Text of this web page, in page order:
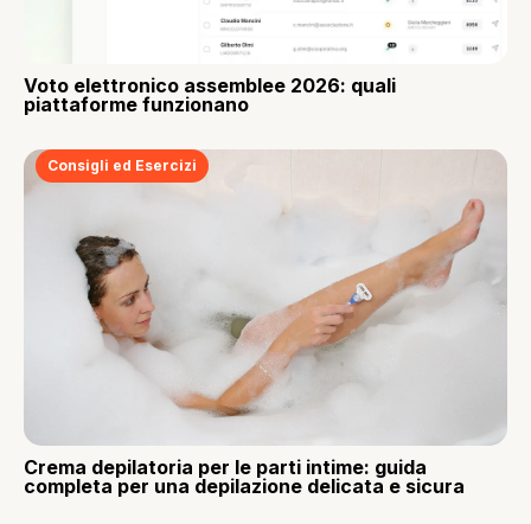
Voto elettronico assemblee 2026: quali
piattaforme funzionano
Consigli ed Esercizi
Crema depilatoria per le parti intime: guida
completa per una depilazione delicata e sicura